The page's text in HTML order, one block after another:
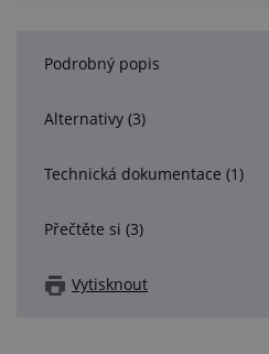
Podrobný popis
Alternativy (3)
Technická dokumentace (1)
Přečtěte si (3)
Vytisknout